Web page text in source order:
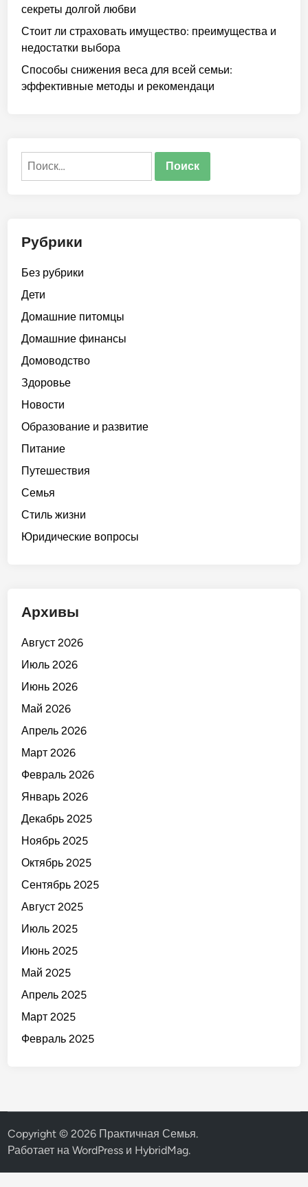
секреты долгой любви
Стоит ли страховать имущество: преимущества и
недостатки выбора
Способы снижения веса для всей семьи:
эффективные методы и рекомендаци
Найти:
Рубрики
Без рубрики
Дети
Домашние питомцы
Домашние финансы
Домоводство
Здоровье
Новости
Образование и развитие
Питание
Путешествия
Семья
Стиль жизни
Юридические вопросы
Архивы
Август 2026
Июль 2026
Июнь 2026
Май 2026
Апрель 2026
Март 2026
Февраль 2026
Январь 2026
Декабрь 2025
Ноябрь 2025
Октябрь 2025
Сентябрь 2025
Август 2025
Июль 2025
Июнь 2025
Май 2025
Апрель 2025
Март 2025
Февраль 2025
Copyright © 2026 Практичная Семья.
Работает наWordPress и HybridMag.